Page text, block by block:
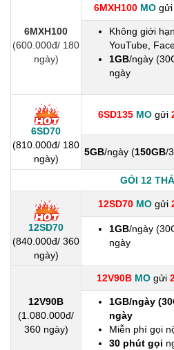
6MXH100
(600.000đ/ 180
ngày)
6MXH100 MO gửi
Không giới
YouTube,
1GB/ngày
ngày
6SD70
(810.000đ/ 180
ngày)
6SD135 MO gửi
5GB/ngày (150GB/
GÓI 12
12SD70
(840.000đ/ 360
ngày)
12SD70 MO gửi
1GB/ngày
ngày
12V90B
(1.080.000đ/
360 ngày)
12V90B MO gửi
1GB/ngày
ngày
Miễn phí gọi
30 phút gọi